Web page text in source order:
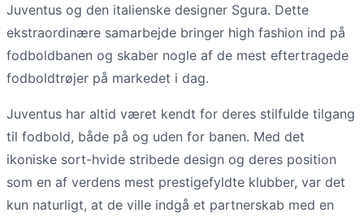
Juventus og den italienske designer Sgura. Dette
ekstraordinære samarbejde bringer high fashion ind på
fodboldbanen og skaber nogle af de mest eftertragede
fodboldtrøjer på markedet i dag.
Juventus har altid været kendt for deres stilfulde tilgang
til fodbold, både på og uden for banen. Med det
ikoniske sort-hvide stribede design og deres position
som en af verdens mest prestigefyldte klubber, var det
kun naturligt, at de ville indgå et partnerskab med en